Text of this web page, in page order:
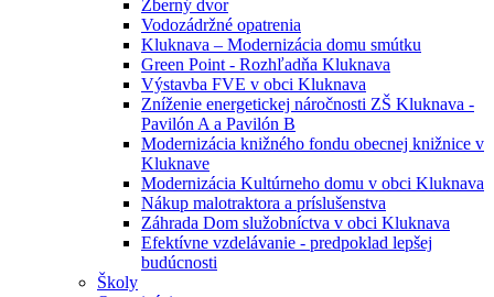
Zberný dvor
Vodozádržné opatrenia
Kluknava – Modernizácia domu smútku
Green Point - Rozhľadňa Kluknava
Výstavba FVE v obci Kluknava
Zníženie energetickej náročnosti ZŠ Kluknava -
Pavilón A a Pavilón B
Modernizácia knižného fondu obecnej knižnice v
Kluknave
Modernizácia Kultúrneho domu v obci Kluknava
Nákup malotraktora a príslušenstva
Záhrada Dom služobníctva v obci Kluknava
Efektívne vzdelávanie - predpoklad lepšej
budúcnosti
Školy